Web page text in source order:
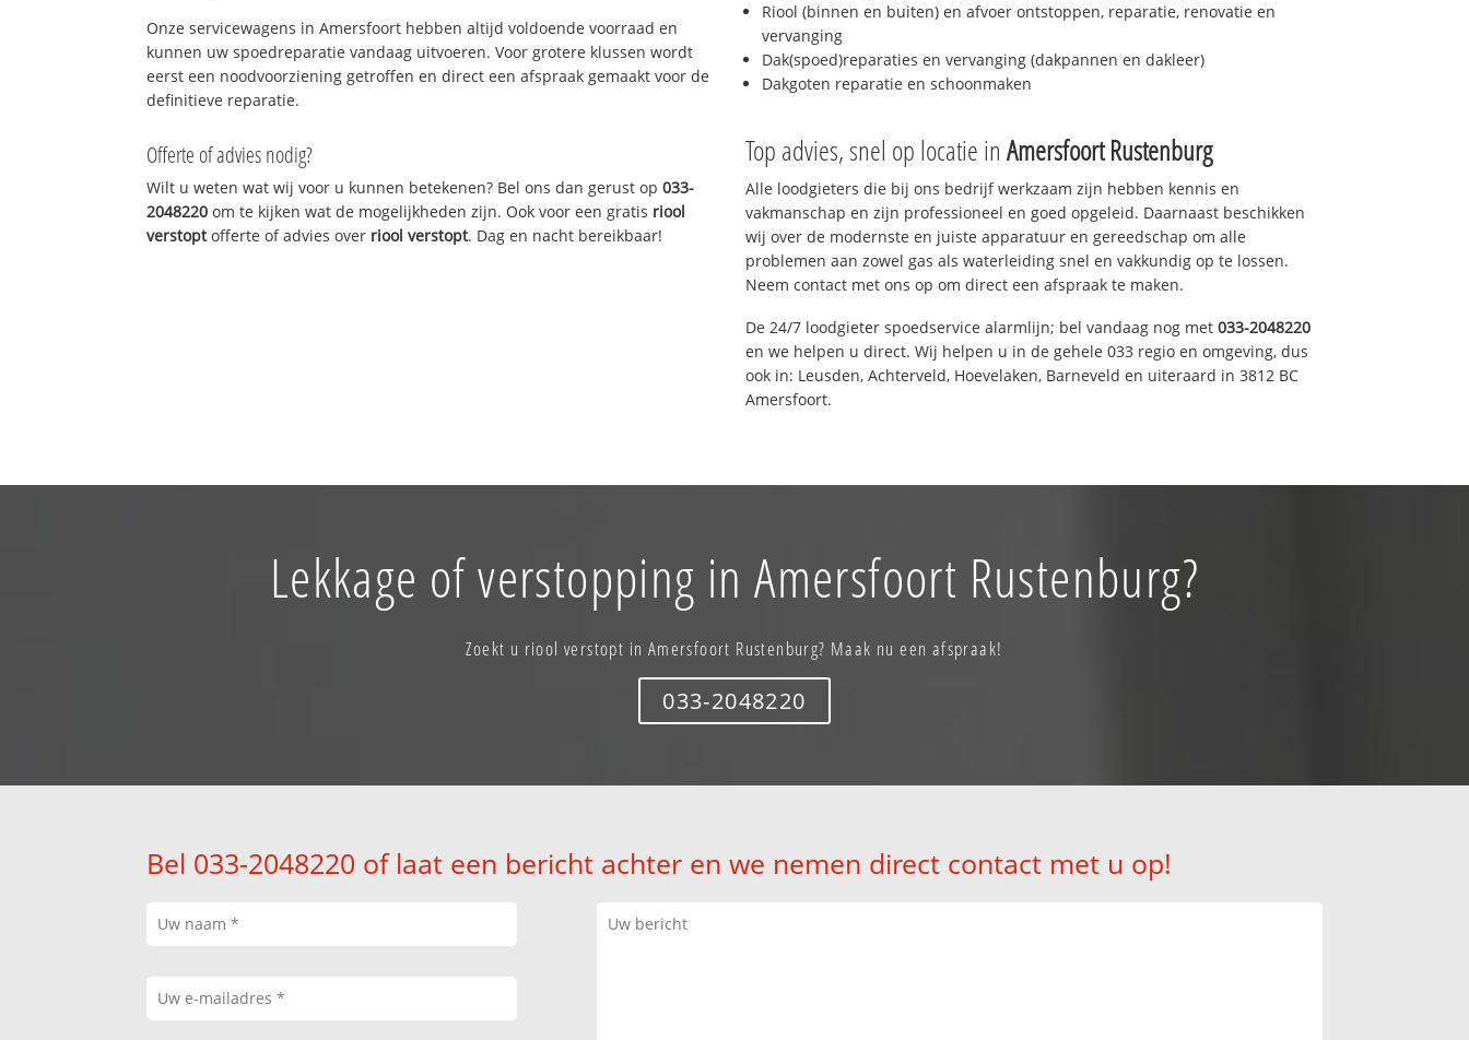
Onze servicewagens in Amersfoort hebben altijd voldoende voorraad en
kunnen uw spoedreparatie vandaag uitvoeren. Voor grotere klussen wordt
eerst een noodvoorziening getroffen en direct een afspraak gemaakt voor de
definitieve reparatie.
Offerte of advies nodig?
Wilt u weten wat wij voor u kunnen betekenen? Bel ons dan gerust op033-
2048220 om te kijken wat de mogelijkheden zijn. Ook voor een gratis riool
verstoptofferte of advies over riool verstopt. Dag en nacht bereikbaar!
Riool (binnen en buiten) en afvoer ontstoppen, reparatie, renovatie en
vervanging
Dak(spoed)reparaties en vervanging (dakpannen en dakleer)
Dakgoten reparatie en schoonmaken
Top advies, snel op locatie in Amersfoort Rustenburg
Alle loodgieters die bij ons bedrijf werkzaam zijn hebben kennis en
vakmanschap en zijn professioneel en goed opgeleid. Daarnaast beschikken
wij over de modernste en juiste apparatuur en gereedschap om alle
problemen aan zowel gas als waterleiding snel en vakkundig op te lossen.
Neem contact met ons op om direct een afspraak te maken.
De 24/7 loodgieter spoedservice alarmlijn; bel vandaag nog met 033-2048220
en we helpen u direct. Wij helpen u in de gehele 033 regio en omgeving, dus
ook in: Leusden, Achterveld, Hoevelaken, Barneveld en uiteraard in 3812 BC
Amersfoort.
Lekkage of verstopping in Amersfoort Rustenburg?
Zoekt u riool verstopt in Amersfoort Rustenburg? Maak nu een afspraak!
033-2048220
Bel 033-2048220 of laat een bericht achter en we nemen direct contact met u op!